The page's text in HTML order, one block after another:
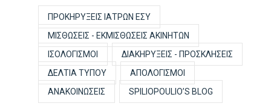
ΠΡΟΚΗΡΎΞΕΙΣ ΙΑΤΡΏΝ ΕΣΥ
ΜΙΣΘΏΣΕΙΣ - ΕΚΜΙΣΘΏΣΕΙΣ ΑΚΙΝΉΤΩΝ
ΙΣΟΛΟΓΙΣΜΟΊ
ΔΙΑΚΗΡΎΞΕΙΣ - ΠΡΟΣΚΛΉΣΕΙΣ
ΔΕΛΤΊΑ ΤΎΠΟΥ
ΑΠΟΛΟΓΙΣΜΟΊ
ΑΝΑΚΟΙΝΏΣΕΙΣ
SPILIOPOULIO’S BLOG